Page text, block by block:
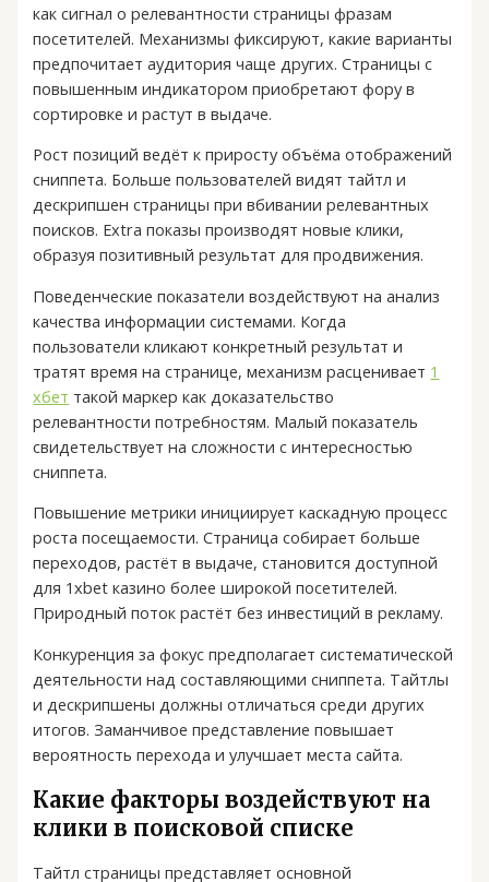
как сигнал о релевантности страницы фразам
посетителей. Механизмы фиксируют, какие варианты
предпочитает аудитория чаще других. Страницы с
повышенным индикатором приобретают фору в
сортировке и растут в выдаче.
Рост позиций ведёт к приросту объёма отображений
сниппета. Больше пользователей видят тайтл и
дескрипшен страницы при вбивании релевантных
поисков. Extra показы производят новые клики,
образуя позитивный результат для продвижения.
Поведенческие показатели воздействуют на анализ
качества информации системами. Когда
пользователи кликают конкретный результат и
тратят время на странице, механизм расценивает 1
хбет такой маркер как доказательство
релевантности потребностям. Малый показатель
свидетельствует на сложности с интересностью
сниппета.
Повышение метрики инициирует каскадную процесс
роста посещаемости. Страница собирает больше
переходов, растёт в выдаче, становится доступной
для 1xbet казино более широкой посетителей.
Природный поток растёт без инвестиций в рекламу.
Конкуренция за фокус предполагает систематической
деятельности над составляющими сниппета. Тайтлы
и дескрипшены должны отличаться среди других
итогов. Заманчивое представление повышает
вероятность перехода и улучшает места сайта.
Какие факторы воздействуют на
клики в поисковой списке
Тайтл страницы представляет основной